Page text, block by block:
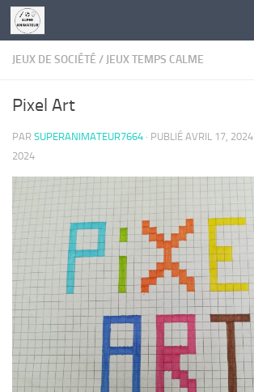
Skip to content
JEUX DE SOCIÉTÉ / JEUX TEMPS CALME
Pixel Art
PAR SUPERANIMATEUR7664 · PUBLIÉ AVRIL 17, 2024
2024